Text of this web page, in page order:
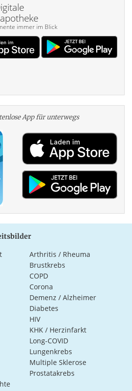
immer im Blick
App für unterwegs
Arthritis / Rheuma
Brustkrebs
COPD
Corona
Demenz / Alzheimer
Diabetes
HIV
KHK / Herzinfarkt
Long-COVID
Lungenkrebs
Multiple Sklerose
Prostatakrebs